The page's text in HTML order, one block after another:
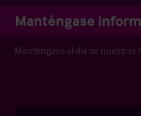
Manténgase
Manténgase al día de nuestras